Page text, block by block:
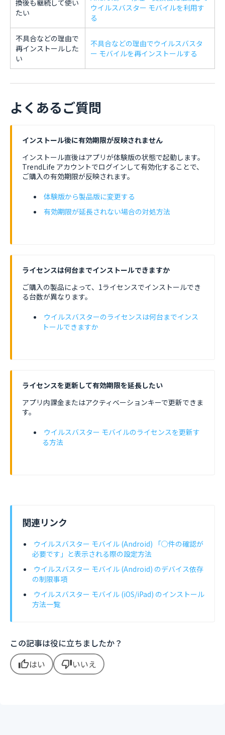
換後も継続して使い
たい
ウイルスバスター モバイルを利用す
る
不具合などの理由で
再インストールした
い
不具合などの理由でウイルスバスタ
ー モバイルを再インストールする
よくあるご質問
インストール後に有効期限が反映されません
インストール直後はアプリが体験版の状態で起動します。
TrendLife アカウントでログインして有効化することで、
ご購入の有効期限が反映されます。
体験版から製品版に変更する
有効期限が延長されない場合の対処方法
ライセンスは何台までインストールできますか
ご購入の製品によって、1ライセンスでインストールでき
る台数が異なります。
ウイルスバスターのライセンスは何台までインス
トールできますか
ライセンスを更新して有効期限を延長したい
アプリ内課金またはアクティベーションキーで更新できま
す。
ウイルスバスター モバイルのライセンスを更新す
る方法
関連リンク
ウイルスバスター モバイル (Android) 「○件の確認が
必要です」と表示される際の設定方法
ウイルスバスター モバイル (Android) のデバイス依存
の制限事項
ウイルスバスター モバイル (iOS/iPad) のインストール
方法一覧
この記事は役に立ちましたか？
thumb_upはい thumb_downいいえ